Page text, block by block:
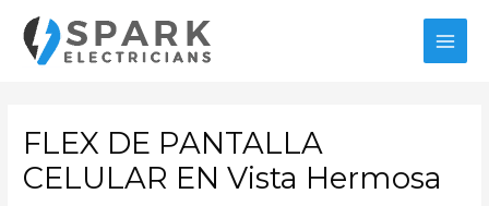
contenido
FLEX DE PANTALLA
CELULAR EN Vista Hermosa